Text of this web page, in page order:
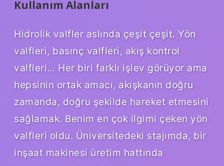
Kullanım Alanları
Hidrolik valfler aslında çeşit çeşit. Yön
valfleri, basınç valfleri, akış kontrol
valfleri… Her biri farklı işlev görüyor ama
hepsinin ortak amacı, akışkanın doğru
zamanda, doğru şekilde hareket etmesini
sağlamak. Benim en çok ilgimi çeken yön
valfleri oldu. Üniversitedeki stajımda, bir
inşaat makinesi üretim hattında